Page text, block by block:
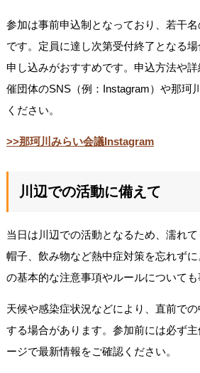
参加は事前申込制となっており、若干
です。定員に達し次第受付終了となる
申し込みがおすすめです。申込方法や
催団体のSNS（例：Instagram）や那珂
ください。
>>那珂川みらい会議Instagram
川辺での活動に備えて
当日は川辺での活動となるため、濡れて
帽子、飲み物など熱中症対策を忘れず
の基本的な注意事項やルールについても
天候や感染症状況などにより、直前で
する場合があります。参加前には必ず
ージで最新情報をご確認ください。